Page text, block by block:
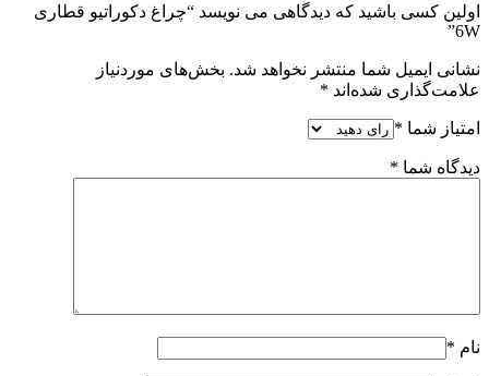
اولین کسی باشید که دیدگاهی می نویسد “چراغ دکوراتیو قطاری
6W”
نشانی ایمیل شما منتشر نخواهد شد. بخش‌های موردنیاز
علامت‌گذاری شده‌اند *
امتیاز شما *
دیدگاه شما *
نام *